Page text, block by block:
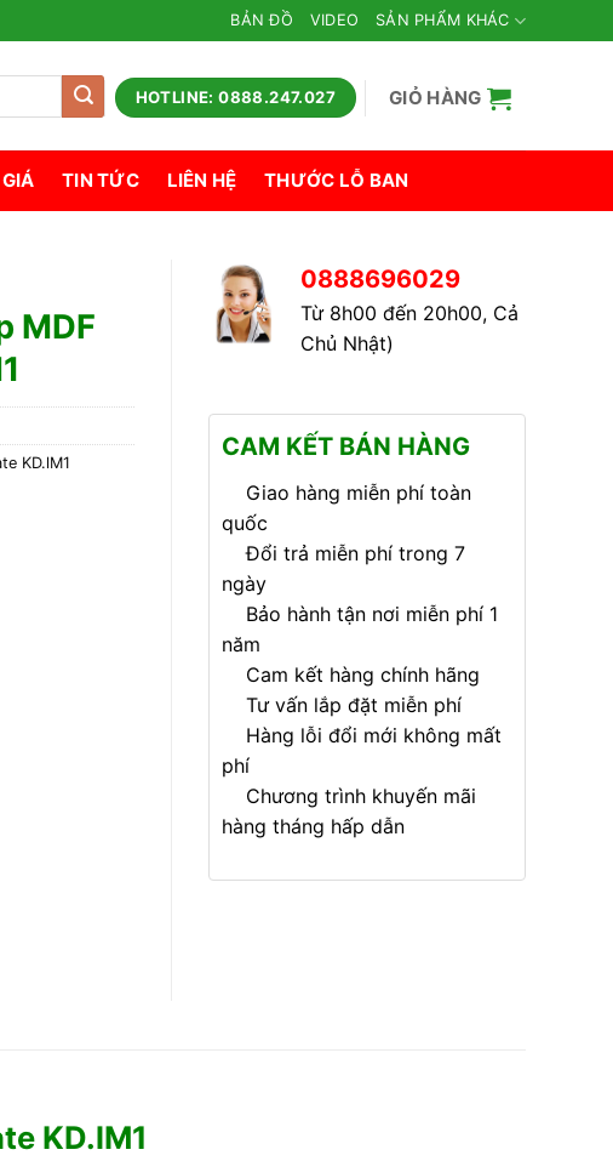
BẢN ĐỒ VIDEO SẢN PHẨM KHÁC
HOTLINE: 0888.247.027 GIỎ HÀNG
TIN TỨC LIÊN HỆ THƯỚC LỖ BAN
MDF
KD.lM1
0888696029
Từ 8h00 đến 20h00, Cả
Chủ Nhật)
CAM KẾT BÁN HÀNG
Giao hàng miễn phí toàn
quốc
Đổi trả miễn phí trong 7
ngày
Bảo hành tận nơi miễn phí 1
năm
Cam kết hàng chính hãng
Tư vấn lắp đặt miễn phí
Hàng lỗi đổi mới không mất
phí
Chương trình khuyến mãi
hàng tháng hấp dẫn
KD.lM1